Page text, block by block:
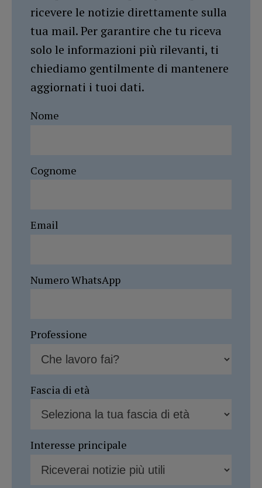
ricevere le notizie direttamente sulla
tua mail. Per garantire che tu riceva
solo le informazioni più rilevanti, ti
chiediamo gentilmente di mantenere
aggiornati i tuoi dati.
Nome
Cognome
Email
Numero WhatsApp
Professione
Fascia di età
Interesse principale